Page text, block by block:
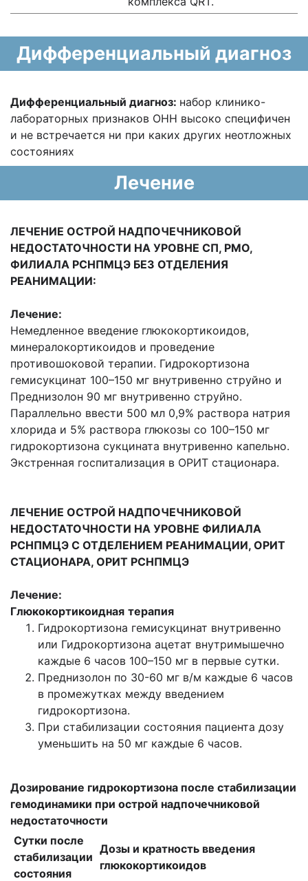
Дифференциальный диагноз
Дифференциальный диагноз: набор клинико-
лабораторных признаков ОНН высоко специфичен
и не встречается ни при каких других неотложных
состояниях
Лечение
ЛЕЧЕНИЕ ОСТРОЙ НАДПОЧЕЧНИКОВОЙ
НЕДОСТАТОЧНОСТИ НА УРОВНЕ СП, РМО,
ФИЛИАЛА РСНПМЦЭ БЕЗ ОТДЕЛЕНИЯ
РЕАНИМАЦИИ:
Лечение:
Немедленное введение глюкокортикоидов,
минералокортикоидов и проведение
противошоковой терапии. Гидрокортизона
гемисукцинат 100–150 мг внутривенно струйно и
Преднизолон 90 мг внутривенно струйно.
Параллельно ввести 500 мл 0,9% раствора натрия
хлорида и 5% раствора глюкозы со 100–150 мг
гидрокортизона сукцината внутривенно капельно.
Экстренная госпитализация в ОРИТ стационара.
ЛЕЧЕНИЕ ОСТРОЙ НАДПОЧЕЧНИКОВОЙ
НЕДОСТАТОЧНОСТИ НА УРОВНЕ ФИЛИАЛА
РСНПМЦЭ С ОТДЕЛЕНИЕМ РЕАНИМАЦИИ, ОРИТ
СТАЦИОНАРА, ОРИТ РСНПМЦЭ
Лечение:
Глюкокортикоидная терапия
Гидрокортизона гемисукцинат внутривенно
или Гидрокортизона ацетат внутримышечно
каждые 6 часов 100–150 мг в первые сутки.
Преднизолон по 30-60 мг в/м каждые 6 часов
в промежутках между введением
гидрокортизона.
При стабилизации состояния пациента дозу
уменьшить на 50 мг каждые 6 часов.
Дозирование гидрокортизона после стабилизации
гемодинамики при острой надпочечниковой
недостаточности
Сутки после
стабилизации
состояния
Дозы и кратность введения
глюкокортикоидов